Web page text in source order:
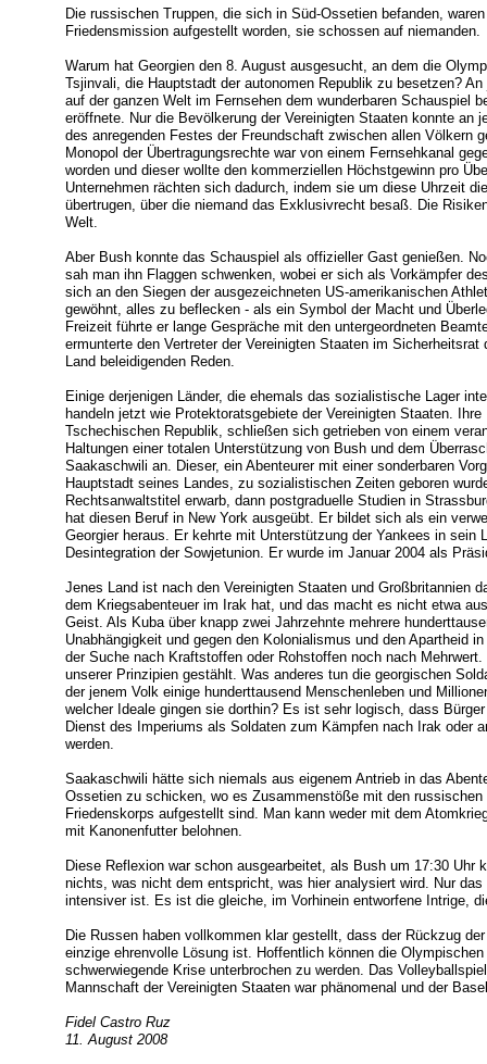
Die russischen Truppen, die sich in Süd-Ossetien befanden,
Friedensmission aufgestellt worden, sie schossen auf niemanden.
Warum hat Georgien den 8. August ausgesucht, an dem die
Tsjinvali, die Hauptstadt der autonomen Republik zu besetzen?
auf der ganzen Welt im Fernsehen dem wunderbaren Schauspiel
eröffnete. Nur die Bevölkerung der Vereinigten Staaten konnte an
des anregenden Festes der Freundschaft zwischen allen Völkern
Monopol der Übertragungsrechte war von einem Fernsehkanal
worden und dieser wollte den kommerziellen Höchstgewinn pro
Unternehmen rächten sich dadurch, indem sie um diese Uhrzeit
übertrugen, über die niemand das Exklusivrecht besaß. Die
Welt.
Aber Bush konnte das Schauspiel als offizieller Gast genießen.
sah man ihn Flaggen schwenken, wobei er sich als Vorkämpfer
sich an den Siegen der ausgezeichneten US-amerikanischen
gewöhnt, alles zu beflecken - als ein Symbol der Macht und
Freizeit führte er lange Gespräche mit den untergeordneten
ermunterte den Vertreter der Vereinigten Staaten im
Land beleidigenden Reden.
Einige derjenigen Länder, die ehemals das sozialistische Lager
handeln jetzt wie Protektoratsgebiete der Vereinigten Staaten.
Tschechischen Republik, schließen sich getrieben von einem
Haltungen einer totalen Unterstützung von Bush und dem
Saakaschwili an. Dieser, ein Abenteurer mit einer sonderbaren
Hauptstadt seines Landes, zu sozialistischen Zeiten geboren
Rechtsanwaltstitel erwarb, dann postgraduelle Studien in
hat diesen Beruf in New York ausgeübt. Er bildet sich als ein
Georgier heraus. Er kehrte mit Unterstützung der Yankees in sein
Desintegration der Sowjetunion. Er wurde im Januar 2004 als
Jenes Land ist nach den Vereinigten Staaten und Großbritannien
dem Kriegsabenteuer im Irak hat, und das macht es nicht etwa
Geist. Als Kuba über knapp zwei Jahrzehnte mehrere
Unabhängigkeit und gegen den Kolonialismus und den Apartheid
der Suche nach Kraftstoffen oder Rohstoffen noch nach
unserer Prinzipien gestählt. Was anderes tun die georgischen
der jenem Volk einige hunderttausend Menschenleben und
welcher Ideale gingen sie dorthin? Es ist sehr logisch, dass
Dienst des Imperiums als Soldaten zum Kämpfen nach Irak oder
werden.
Saakaschwili hätte sich niemals aus eigenem Antrieb in das
Ossetien zu schicken, wo es Zusammenstöße mit den russischen
Friedenskorps aufgestellt sind. Man kann weder mit dem
mit Kanonenfutter belohnen.
Diese Reflexion war schon ausgearbeitet, als Bush um 17:30 Uhr
nichts, was nicht dem entspricht, was hier analysiert wird. Nur
intensiver ist. Es ist die gleiche, im Vorhinein entworfene Intrige,
Die Russen haben vollkommen klar gestellt, dass der Rückzug
einzige ehrenvolle Lösung ist. Hoffentlich können die
schwerwiegende Krise unterbrochen zu werden. Das
Mannschaft der Vereinigten Staaten war phänomenal und der
Fidel Castro Ruz
11. August 2008